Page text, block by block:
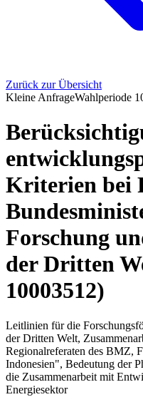
Zurück zur Übersicht
Kleine AnfrageWahlperiode
Kriterien bei
Forschung
der Dritten
10003512)
Leitlinien für die
der Dritten Welt,
Regionalreferaten des BMZ,
Indonesien", Bedeutung der
die Zusammenarbeit mit
Energiesektor